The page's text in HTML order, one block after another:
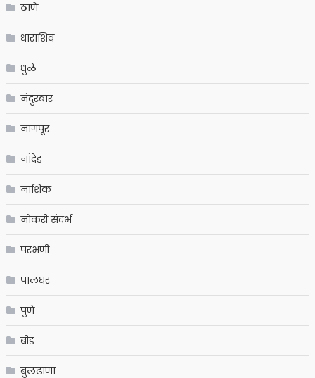
ठाणे
धाराशिव
धुळे
नंदुरबार
नागपूर
नांदेड
नाशिक
नोकरी संदर्भ
परभणी
पालघर
पुणे
बीड
बुलढाणा